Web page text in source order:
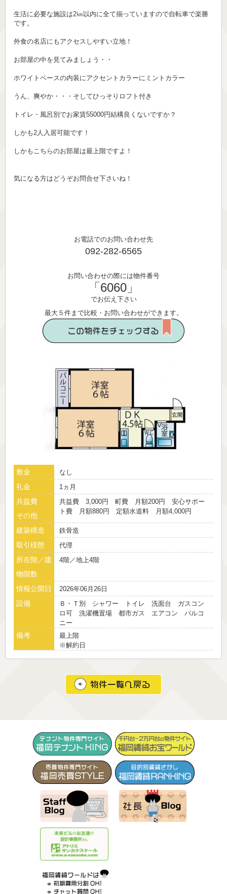
生活に必要な施設は2㎞以内に全て揃っていますので自転車で楽勝
です。
外食の名店にもアクセスしやすい立地！
お部屋の中を見てみましょう・・
ホワイトベースの内装にアクセントカラーにミントカラー
うん、爽やか・・・そしてひっそりロフト付き
トイレ・風呂別でお家賃55000円結構良くないですか？
しかも2人入居可能です！
しかもこちらのお部屋は最上階ですよ！
気になる方はどうぞお問合せ下さいね！
お電話でのお問い合わせ先
092-282-6565
お問い合わせの際には物件番号
「6060」
でお伝え下さい
最大５件まで比較・お問い合わせができます。
敷金 なし
礼金 1ヵ月
共益費
その他
共益費 3,000円 町費 月額200円 安心サポー
ト費 月額880円 定額水道料 月額4,000円
建築構造 鉄骨造
取引様態 代理
所在階／建
物階数
4階／地上4階
情報公開日 2026年06月26日
設備
Ｂ・Ｔ別 シャワー トイレ 洗面台 ガスコン
ロ可 洗濯機置場 都市ガス エアコン バルコ
ニー
備考
最上階
※解約日